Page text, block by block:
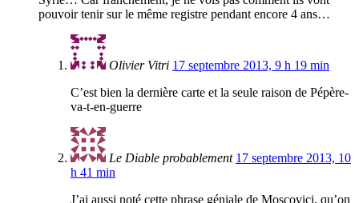
pouvoir tenir sur le même registre pendant encore 4 ans…
Olivier Vitri 17 septembre 2013, 9 h 19 min
C’est bien la dernière carte et la seule raison de Pépère-
va-t-en-guerre
Le Diable probablement 17 septembre 2013, 10
h 41 min
J’ai aussi noté cette phrase géniale de Moscovici, qu’on